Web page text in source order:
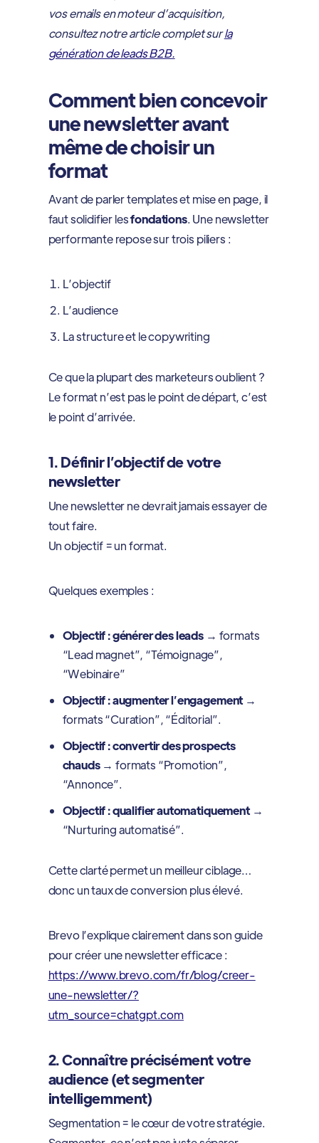
vos emails en moteur d’acquisition,
consultez notre article complet surla
génération de leads B2B.
Comment bien concevoir
une newsletter avant
même de choisir un
format
Avant de parler templates et mise en page, il
faut solidifier lesfondations. Une newsletter
performante repose sur trois piliers :
L’objectif
L’audience
La structure et le copywriting
Ce que la plupart des marketeurs oublient ?
Le format n’est pas le point de départ, c’est
le point d’arrivée.
1. Définir l’objectif de votre
newsletter
Une newsletter ne devrait jamais essayer de
tout faire.
Un objectif = un format.
Quelques exemples :
Objectif : générer des leads → formats
“Lead magnet”, “Témoignage”,
“Webinaire”
Objectif : augmenter l’engagement→
formats “Curation”, “Éditorial”.
Objectif : convertir des prospects
chauds→ formats “Promotion”,
“Annonce”.
Objectif : qualifier automatiquement→
“Nurturing automatisé”.
Cette clarté permet un meilleur ciblage…
donc un taux de conversion plus élevé.
Brevo l’explique clairement dans son guide
pour créer une newsletter efficace :
https://www.brevo.com/fr/blog/creer-
une-newsletter/?
utm_source=chatgpt.com
2. Connaître précisément votre
audience (et segmenter
intelligemment)
Segmentation = le cœur de votre stratégie.